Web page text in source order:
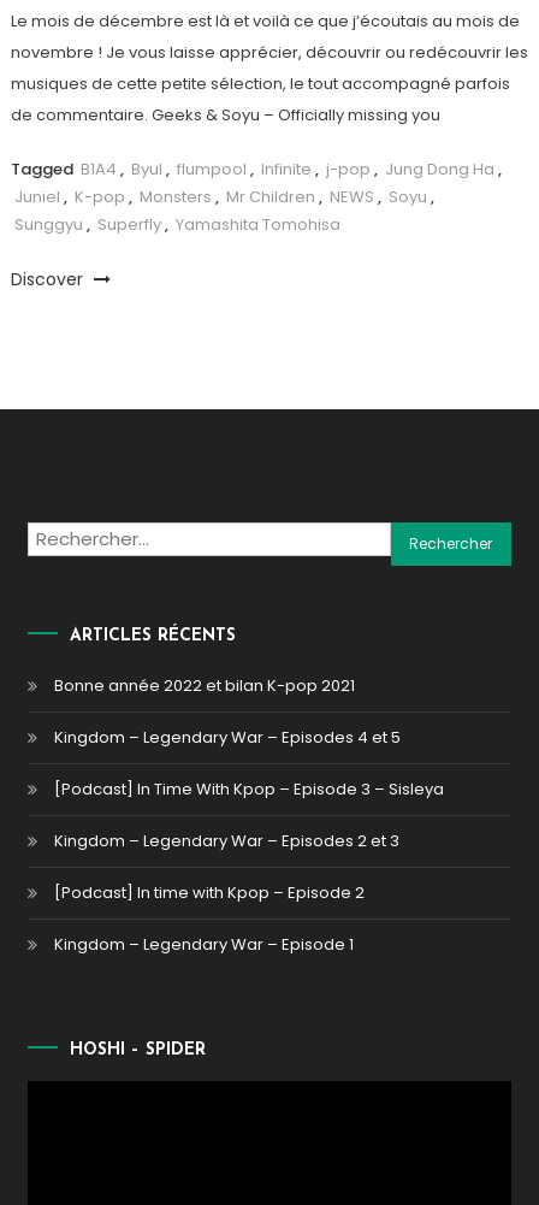
Le mois de décembre est là et voilà ce que j’écoutais au mois de
novembre ! Je vous laisse apprécier, découvrir ou redécouvrir les
musiques de cette petite sélection, le tout accompagné parfois
de commentaire. Geeks & Soyu – Officially missing you
Tagged B1A4 , Byul , flumpool , Infinite , j-pop , Jung Dong Ha ,
Juniel , K-pop , Monsters , Mr Children , NEWS , Soyu ,
Sunggyu , Superfly, Yamashita Tomohisa
Discover
Rechercher :
ARTICLES RÉCENTS
Bonne année 2022 et bilan K-pop 2021
Kingdom – Legendary War – Episodes 4 et 5
[Podcast] In Time With Kpop – Episode 3 – Sisleya
Kingdom – Legendary War – Episodes 2 et 3
[Podcast] In time with Kpop – Episode 2
Kingdom – Legendary War – Episode 1
HOSHI – SPIDER